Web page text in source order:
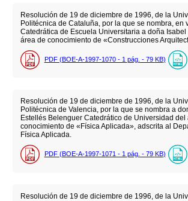
Resolución de 19 de diciembre de 1996, de la
Politécnica de Cataluña, por la que se nombra, en
Catedrática de Escuela Universitaria a doña Isabel
área de conocimiento de «Construcciones
PDF (BOE-A-1997-1070 - 1 pág. - 79 KB)
Resolución de 19 de diciembre de 1996, de la
Politécnica de Valencia, por la que se nombra a
Estellés Belenguer Catedrático de Universidad del
conocimiento de «Física Aplicada», adscrita al
Física Aplicada.
PDF (BOE-A-1997-1071 - 1 pág. - 79 KB)
Resolución de 19 de diciembre de 1996, de la